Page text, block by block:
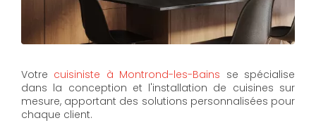
Votre cuisiniste à Montrond-les-Bains se spécialise
dans la conception et l'installation de cuisines sur
mesure, apportant des solutions personnalisées pour
chaque client.